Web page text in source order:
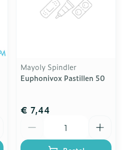
Mayoly Spindler
Euphonivox Pastillen 50
€ 7,44